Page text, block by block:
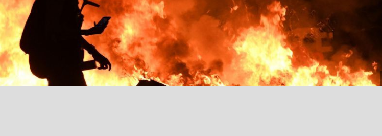
に... 「最悪の空気のまま解散」WBC日本代表“敗戦”の真実 選手が明かす...
観る将棋、読む将棋